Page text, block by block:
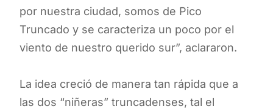
por nuestra ciudad, somos de Pico
Truncado y se caracteriza un poco por el
viento de nuestro querido sur”, aclararon.
La idea creció de manera tan rápida que a
las dos “niñeras” truncadenses, tal el